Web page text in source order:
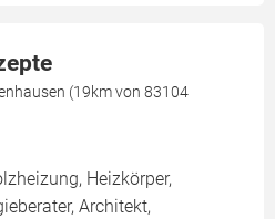
(19km von 83104
Heizkörper,
Architekt,